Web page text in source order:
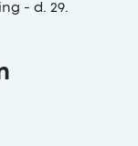
- d. 29.